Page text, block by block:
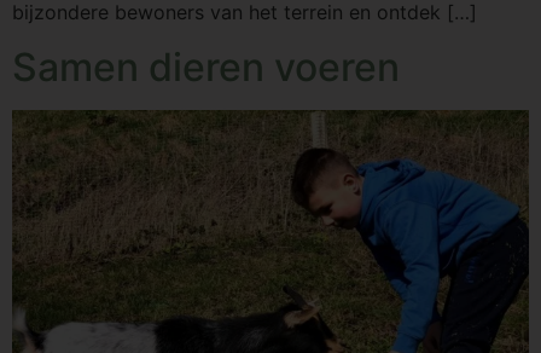
bijzondere bewoners van het terrein en ontdek […]
Samen dieren voeren